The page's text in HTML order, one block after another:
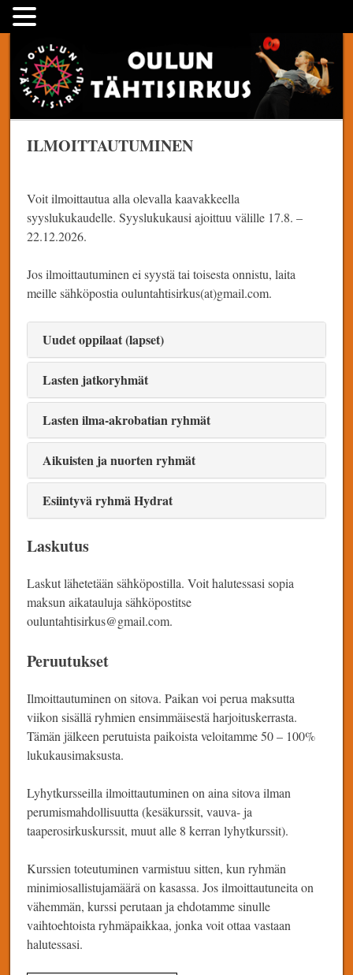
content
Oulun Tähtisirkus
ILMOITTAUTUMINEN
Voit ilmoittautua alla olevalla kaavakkeella
syyslukukaudelle. Syyslukukausi ajoittuu välille 17.8. –
22.12.2026.
Jos ilmoittautuminen ei syystä tai toisesta onnistu, laita
meille sähköpostia ouluntahtisirkus(at)gmail.com.
Uudet oppilaat (lapset)
Lasten jatkoryhmät
Lasten ilma-akrobatian ryhmät
Aikuisten ja nuorten ryhmät
Esiintyvä ryhmä Hydrat
Laskutus
Laskut lähetetään sähköpostilla. Voit halutessasi sopia
maksun aikatauluja sähköpostitse
ouluntahtisirkus@gmail.com.
Peruutukset
Ilmoittautuminen on sitova. Paikan voi perua maksutta
viikon sisällä ryhmien ensimmäisestä harjoituskerrasta.
Tämän jälkeen perutuista paikoista veloitamme 50 – 100%
lukukausimaksusta.
Lyhytkursseilla ilmoittautuminen on aina sitova ilman
perumismahdollisuutta (kesäkurssit, vauva- ja
taaperosirkuskurssit, muut alle 8 kerran lyhytkurssit).
Kurssien toteutuminen varmistuu sitten, kun ryhmän
minimiosallistujamäärä on kasassa. Jos ilmoittautuneita on
vähemmän, kurssi perutaan ja ehdotamme sinulle
vaihtoehtoista ryhmäpaikkaa, jonka voit ottaa vastaan
halutessasi.